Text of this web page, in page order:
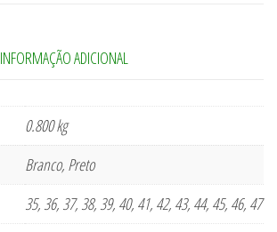
INFORMAÇÃO ADICIONAL
0.800 kg
Branco, Preto
35, 36, 37, 38, 39, 40, 41, 42, 43, 44, 45, 46, 47